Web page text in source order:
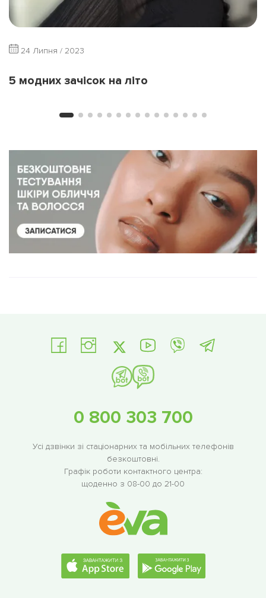
24 Липня / 2023
5 модних зачісок на літо
0 800 303 700
Усі дзвінки зі стаціонарних та мобільних телефонів
безкоштовні.
Графік роботи контактного центра:
щоденно з 08-00 до 21-00